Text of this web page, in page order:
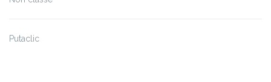
Putaclic